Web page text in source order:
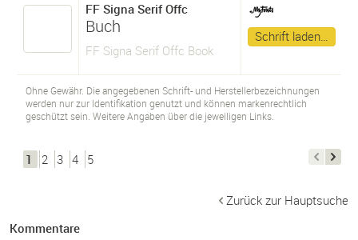
FF Signa Serif Offc
Buch
FF Signa Serif Offc Book
Schrift laden…
Ohne Gewähr. Die angegebenen Schrift- und Herstellerbezeichnungen
werden nur zur Identifikation genutzt und können markenrechtlich
geschützt sein. Weitere Angaben über die jeweiligen Links.
1 2 3 4 5
Zurück zur Hauptsuche
Kommentare